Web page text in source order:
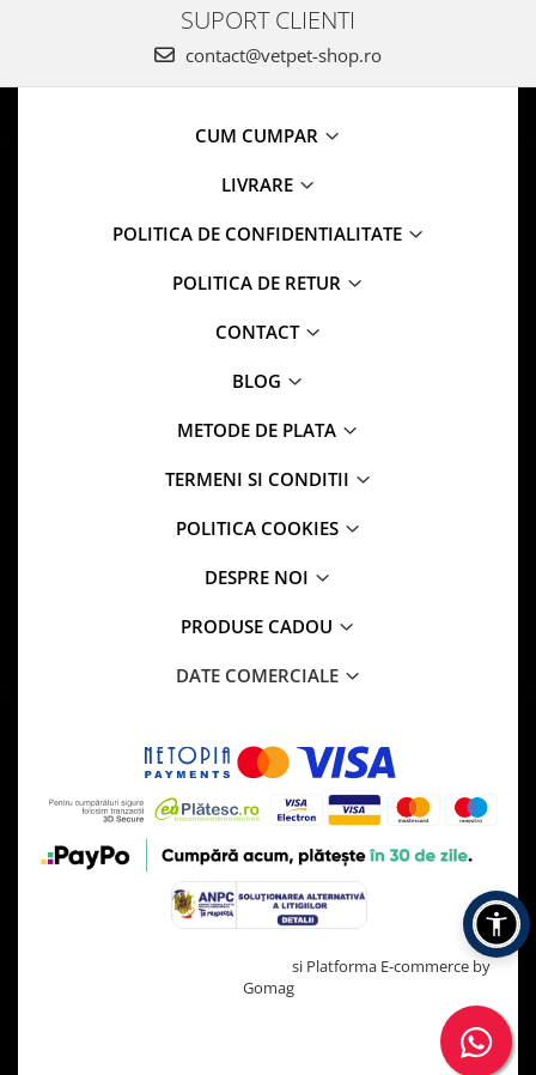
SUPORT CLIENTI
contact@vetpet-shop.ro
CUM CUMPAR
LIVRARE
POLITICA DE CONFIDENTIALITATE
POLITICA DE RETUR
CONTACT
BLOG
METODE DE PLATA
TERMENI SI CONDITII
POLITICA COOKIES
DESPRE NOI
PRODUSE CADOU
DATE COMERCIALE
si Platforma E-commerce by
Gomag